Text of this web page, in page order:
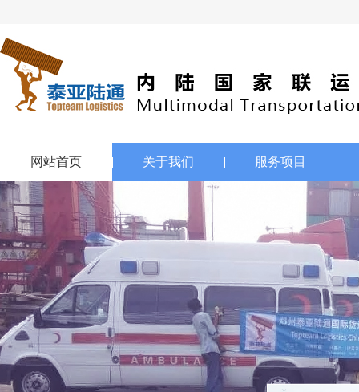
网站首页 关于我们 服务项目